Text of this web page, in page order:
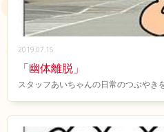
2019.07.15
「幽体離脱」
スタッフあいちゃんの日常のつぶやき